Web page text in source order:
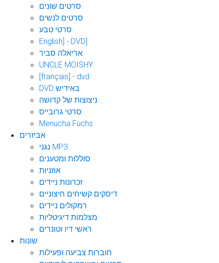
סרטים שונים
סרטים לנשים
סרטי טבע
English] - DVD]
אריאלה סביר
UNCLE MOISHY
[français] - dvd
DVD באידיש
ניצוצות של קדושה
סרטי גרובייס
Menucha Fuchs
אביזרים
נגני MP3
סוללות ומטענים
אוזניות
זכרונות ניידים
דיסקים קשיחים חיצוניים
רמקולים ניידים
מצלמות דיגיטליות
ראשי דיו וטונרים
שונות
חוברות צביעה ופעילות